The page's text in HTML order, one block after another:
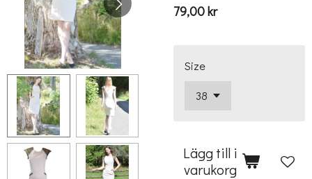
79,00 kr
Size
Lägg till i
varukorg